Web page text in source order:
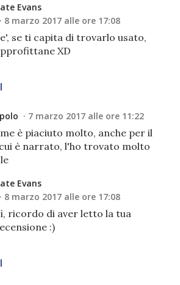
Evans
8 marzo 2017 alle ore 17:08
se ti capita di trovarlo usato,
XD
7 marzo 2017 alle ore 11:22
è piaciuto molto, anche per il
è narrato, l'ho trovato molto
Evans
8 marzo 2017 alle ore 17:08
ricordo di aver letto la tua
:)